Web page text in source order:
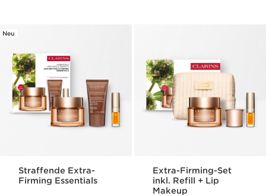
Neu
Straffende Extra-
Firming Essentials
Extra-Firming-Set
inkl. Refill + Lip
Makeup